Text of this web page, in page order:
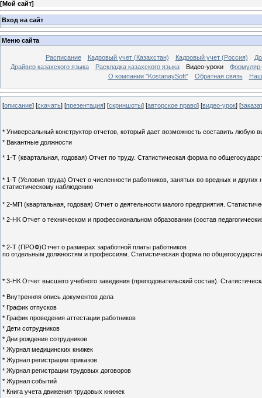
[Мой сайт]
Вход на сайт
Меню сайта
Расписание Кадровый учет (Казахстан) Кадровый учет (Россия)
Драйвер казахского языка
Раскладка казахского языка Видео-уроки
Формуляр-
О компании "KostanaySoft"
Обратная связь
[описание] [скачать] [презентация] [скриншоты] [авторское право] [видео-урок] [
* Универсальный конструктор отчетов, который дает возможность составить
* Вакантные должности
* 1-Т (квартальная, годовая) Отчет по труду. Статистическая форма по
* 1-Т (Условия труда) Отчет о численности работников, занятых во вредных и
статистическому наблюдению
* 2-МП (квартальная, годовая) Отчет о деятельности малого предприятия.
* 2-НК Отчет о техническом и профессиональном образовании (состав
* 2-Т (ПРОФ)Отчет о размерах заработной платы работников
по отдельным должностям и профессиям. Статистическая форма по
* 3-НК Отчет высшего учебного заведения (преподовательский состав).
* Внутренняя опись документов дела
* График отпусков
* График проведения аттестации работников
* Дети сотрудников
* Дни рождения сотрудников
* Журнал медицинских книжек
* Журнал регистрации приказов
* Журнал регистрации трудовых договоров
* Журнал событий
* Книга учета движения трудовых книжек